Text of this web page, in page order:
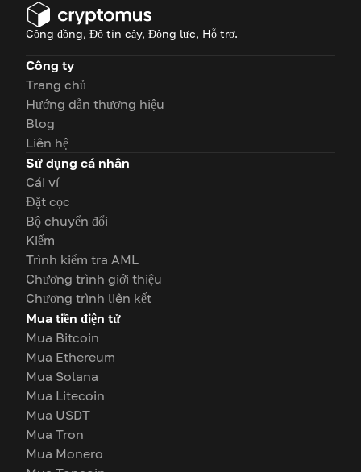
Cộng đồng, Độ tin cậy, Động lực, Hỗ trợ.
Công ty
Trang chủ
Hướng dẫn thương hiệu
Blog
Liên hệ
Sử dụng cá nhân
Cái ví
Đặt cọc
Bộ chuyển đổi
Kiếm
Trình kiểm tra AML
Chương trình giới thiệu
Chương trình liên kết
Mua tiền điện tử
Mua Bitcoin
Mua Ethereum
Mua Solana
Mua Litecoin
Mua USDT
Mua Tron
Mua Monero